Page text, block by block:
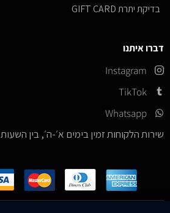
בדיקת יתרת GIFT CARD
דברו איתנו
Instagram
TikTok
Whatsapp
שירות הלקוחות זמין בימים א׳-ה׳, בין השעות 10:00-17:00